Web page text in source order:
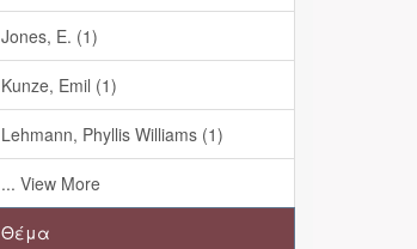
Jones, E. (1)
Kunze, Emil (1)
Lehmann, Phyllis Williams (1)
... View More
Θέμα